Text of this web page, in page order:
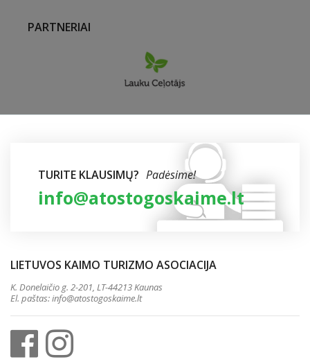
PARTNERIAI
TURITE KLAUSIMŲ? Padėsime!
info@atostogoskaime.lt
LIETUVOS KAIMO TURIZMO ASOCIACIJA
K. Donelaičio g. 2-201, LT-44213 Kaunas
El. paštas:info@atostogoskaime.lt